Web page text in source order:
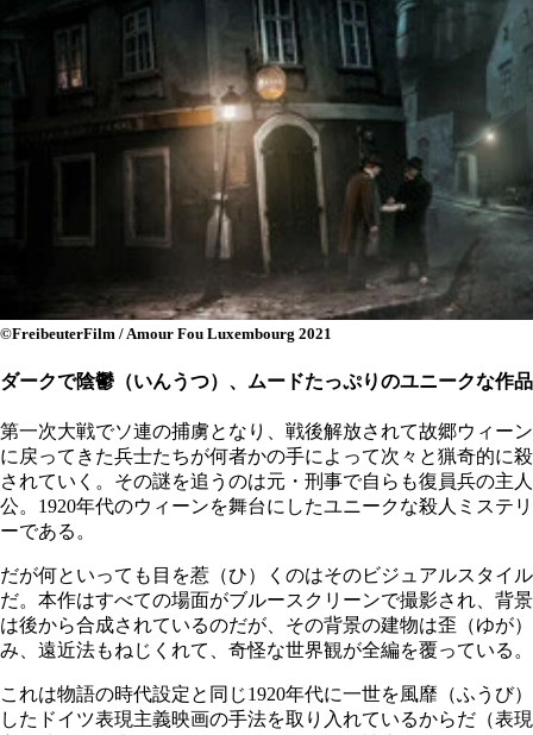
©FreibeuterFilm / Amour Fou Luxembourg 2021
ダークで陰鬱（いんうつ）、ムードたっぷりのユニークな作品
第一次大戦でソ連の捕虜となり、戦後解放されて故郷ウィーン
に戻ってきた兵士たちが何者かの手によって次々と猟奇的に殺
されていく。その謎を追うのは元・刑事で自らも復員兵の主人
公。1920年代のウィーンを舞台にしたユニークな殺人ミステリ
ーである。
だが何といっても目を惹（ひ）くのはそのビジュアルスタイル
だ。本作はすべての場面がブルースクリーンで撮影され、背景
は後から合成されているのだが、その背景の建物は歪（ゆが）
み、遠近法もねじくれて、奇怪な世界観が全編を覆っている。
これは物語の時代設定と同じ1920年代に一世を風靡（ふうび）
したドイツ表現主義映画の手法を取り入れているからだ（表現